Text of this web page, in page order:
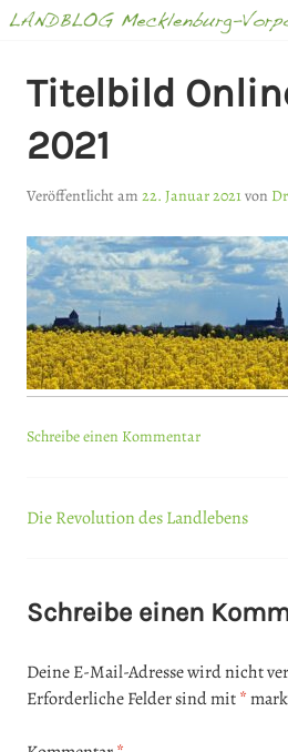
Springe
Titelbild
2021
Veröffentlicht am 22. Januar 2021von
Schreibe einen Kommentar
Beitrags-
Die Revolution des Landlebens
Schreibe einen
Deine E-Mail-Adresse wird nicht
Erforderliche Felder sind mit*